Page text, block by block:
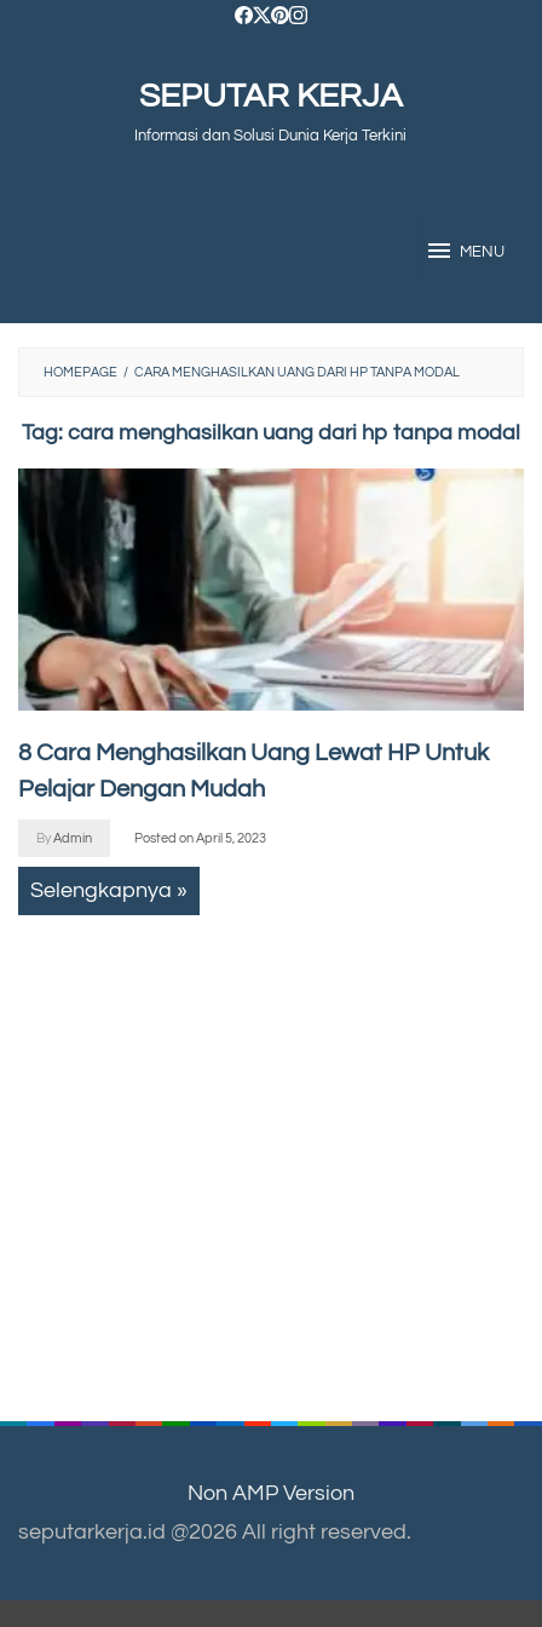
SEPUTAR KERJA
Informasi dan Solusi Dunia Kerja Terkini
MENU
HOMEPAGE / CARA MENGHASILKAN UANG DARI HP TANPA MODAL
Tag: cara menghasilkan uang dari hp tanpa modal
8 Cara Menghasilkan Uang Lewat HP Untuk
Pelajar Dengan Mudah
ByAdmin Posted onApril 5, 2023
Selengkapnya »
Non AMP Version
seputarkerja.id @2026 All right reserved.